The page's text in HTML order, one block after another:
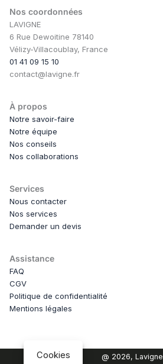
Nos coordonnées
LAVIGNE
6 Rue Dewoitine 78140
Vélizy-Villacoublay, France
01 41 09 15 10
contact@lavigne.fr
À propos
Notre savoir-faire
Notre équipe
Nos conseils
Nos collaborations
Services
Nous contacter
Nos services
Demander un devis
Assistance
FAQ
CGV
Politique de confidentialité
Mentions légales
@ 2026, Lavigne
Cookies